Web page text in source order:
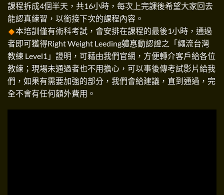
課程拆成4個半天，共16小時，每次上完課後希望大家回去
能認真練習，以銜接下次的課程內容。
本培訓僅有術科考試，會安排在課程的最後1小時，通過
者即可獲得Right Weight Leeding軆惪動認證之「繩流台灣
教練 Level1」證明，可藉由我們官網，方便轉介客戶給各位
教練；現場未通過者也不用擔心，可以事後傳考試影片給我
們，如果有需要加強的部分，我們會給建議，直到通過，完
全不會有任何額外費用。